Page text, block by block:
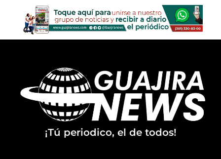
¡Tú periodico, el de todos!